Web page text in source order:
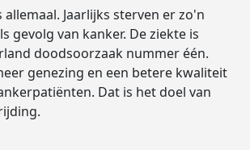
Jaarlijks sterven er zo'n
gevolg van kanker. De ziekte is
doodsoorzaak nummer één.
genezing en een betere kwaliteit
Dat is het doel van